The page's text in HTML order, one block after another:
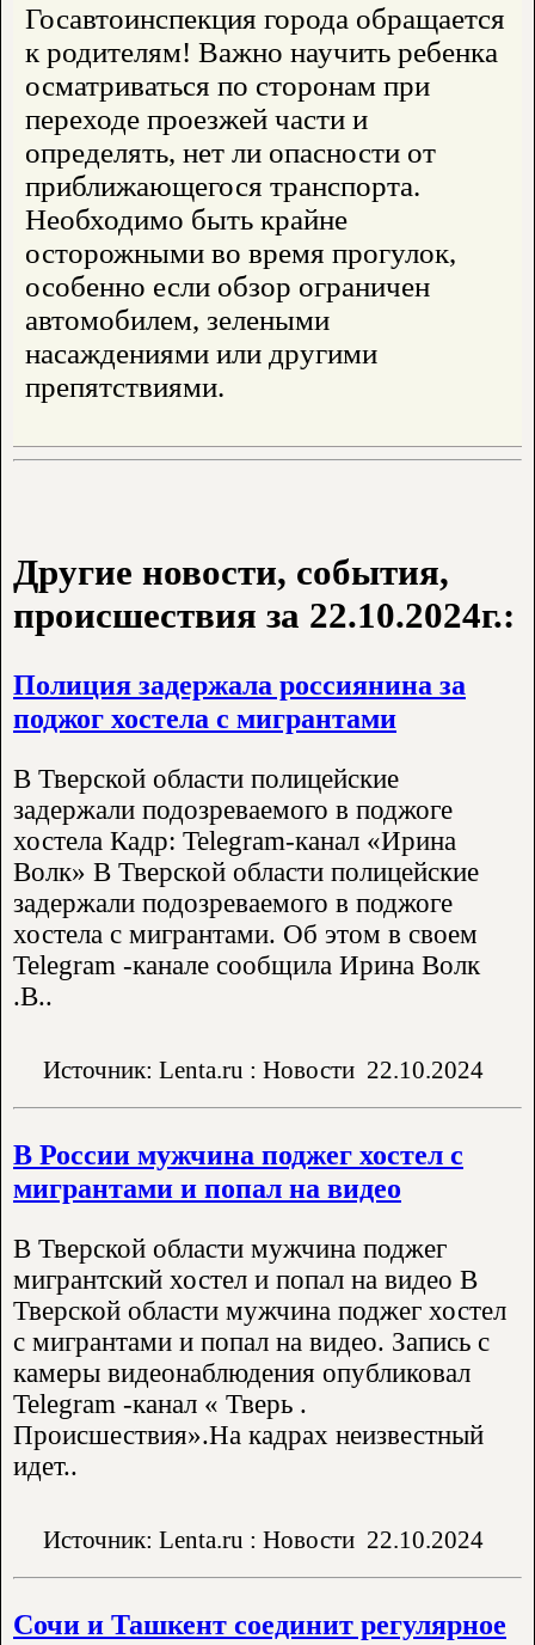
Госавтоинспекция города обращается
к родителям! Важно научить ребенка
осматриваться по сторонам при
переходе проезжей части и
определять, нет ли опасности от
приближающегося транспорта.
Необходимо быть крайне
осторожными во время прогулок,
особенно если обзор ограничен
автомобилем, зелеными
насаждениями или другими
препятствиями.
Другие новости, события,
происшествия за 22.10.2024г.:
Полиция задержала россиянина за
поджог хостела с мигрантами
В Тверской области полицейские
задержали подозреваемого в поджоге
хостела Кадр: Telegram-канал «Ирина
Волк» В Тверской области полицейские
задержали подозреваемого в поджоге
хостела с мигрантами. Об этом в своем
Telegram -канале сообщила Ирина Волк
.В..
Источник: Lenta.ru : Новости 22.10.2024
В России мужчина поджег хостел с
мигрантами и попал на видео
В Тверской области мужчина поджег
мигрантский хостел и попал на видео В
Тверской области мужчина поджег хостел
с мигрантами и попал на видео. Запись с
камеры видеонаблюдения опубликовал
Telegram -канал « Тверь .
Происшествия».На кадрах неизвестный
идет..
Источник: Lenta.ru : Новости 22.10.2024
Сочи и Ташкент соединит регулярное